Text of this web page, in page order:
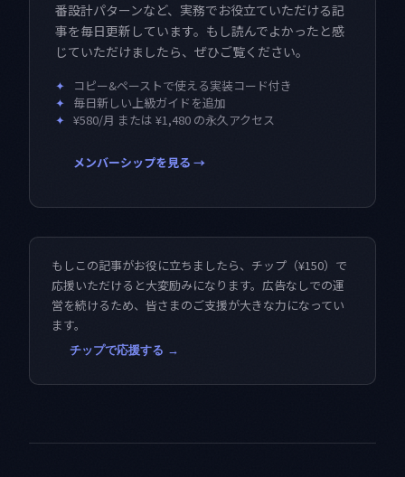
番設計パターンなど、実務でお役立ていただける記
事を毎日更新しています。もし読んでよかったと感
じていただけましたら、ぜひご覧ください。
✦
コピー&ペーストで使える実装コード付き
✦ 毎日新しい上級ガイドを追加
✦ ¥580/月 または ¥1,480 の永久アクセス
メンバーシップを見る →
もしこの記事がお役に立ちましたら、チップ（¥150）で
応援いただけると大変励みになります。広告なしでの運
営を続けるため、皆さまのご支援が大きな力になってい
ます。
チップで応援する →